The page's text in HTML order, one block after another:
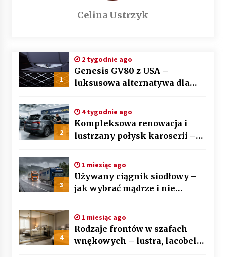
Celina Ustrzyk
1
2 tygodnie ago
Genesis GV80 z USA –
luksusowa alternatywa dla
2
4 tygodnie ago
Kompleksowa renowacja i
lustrzany połysk karoserii –
3
1 miesiąc ago
Używany ciągnik siodłowy –
jak wybrać mądrze i nie
po kroku
4
1 miesiąc ago
Rodzaje frontów w szafach
wnękowych – lustra, lacobel